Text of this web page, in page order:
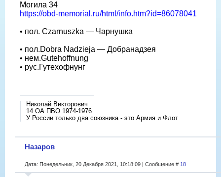
Могила 34
https://obd-memorial.ru/html/info.htm?id=86078041
• пол. Czarnuszka — Чарнушка
• пол.Dobra Nadzieja — Добранадзея
• нем.Gutehoffnung
• рус.Гутехофнунг
Николай Викторович
14 ОА ПВО 1974-1976
У России только два союзника - это Армия и Флот
Назаров
Дата: Понедельник, 20 Декабря 2021, 10:18:09 | Сообщение # 18